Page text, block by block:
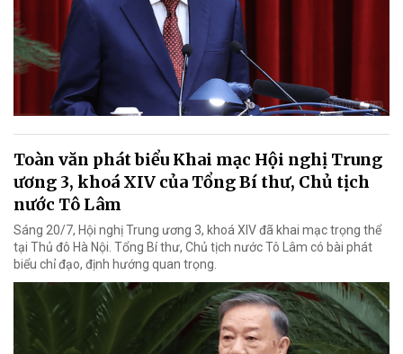
Toàn văn phát biểu Khai mạc Hội nghị Trung
ương 3, khoá XIV của Tổng Bí thư, Chủ tịch
nước Tô Lâm
Sáng 20/7, Hội nghị Trung ương 3, khoá XIV đã khai mạc trọng thể
tại Thủ đô Hà Nội. Tổng Bí thư, Chủ tịch nước Tô Lâm có bài phát
biểu chỉ đạo, định hướng quan trọng.